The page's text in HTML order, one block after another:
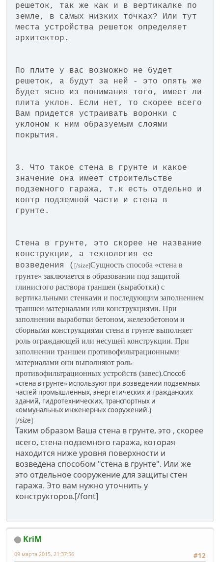
решеток, так же как и в вертикалке по
земле, в самых низких точках? Или тут
места устройства решеток определяет
архитектор.
По плите у вас возможно не будет
решеток, а будут за ней - это опять же
будет ясно из понимания того, имеет ли
плита уклон. Если нет, то скорее всего
Вам придется устраивать воронки с
уклоном к ним образуемым слоями
покрытия.
3. Что такое стена в грунте и какое
значение она имеет строительстве
подземного гаража, т.к есть отдельно и
контр подземной части и стена в
грунте.
Стена в грунте, это скорее не название
конструкции, а технология ее
возведения ( [/size]Сущность способа «стена в
грунте» заключается в образовании под защитой
глинистого раствора траншеи (выработки) с
вертикальными стенками и последующим заполнением
траншеи материалами или конструкциями. При
заполнении выработки бетоном, железобетоном и
сборными конструкциями стена в грунте выполняет
роль ограждающей или несущей конструкции. При
заполнении траншеи противофильтрационными
материалами они выполняют роль
противофильтрационных устройств (завес).Способ
«стена в грунте» используют при возведении подземных
частей промышленных, энергетических и гражданских
зданий, гидротехнических, транспортных и
коммунальных инженерных сооружений.)
[/size]
Таким образом Ваша стена в грунте, это , скорее
всего, стена подземного гаража, которая
находится ниже уровня поверхности и
возведена способом "стена в грунте". Или же
это отдельное сооружение для защиты стен
гаража. Это вам нужно уточнить у
конструкторов.[/font]
KriM
#12
09 марта 2015, 21:37:56